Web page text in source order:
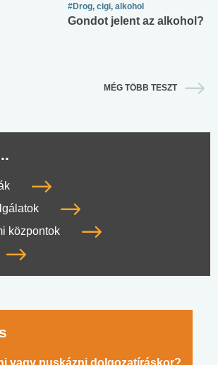
#Drog, cigi, alkohol
Gondot jelent az alkohol?
MÉG TÖBB TESZT
központok
vagy puskázni dolgozatíráskor?